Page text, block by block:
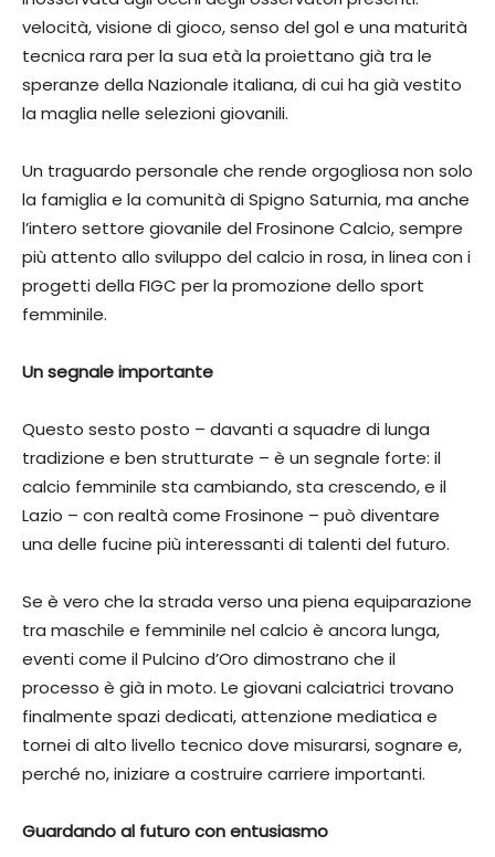
velocità, visione di gioco, senso del gol e una maturità
tecnica rara per la sua età la proiettano già tra le
speranze della Nazionale italiana, di cui ha già vestito
la maglia nelle selezioni giovanili.
Un traguardo personale che rende orgogliosa non solo
la famiglia e la comunità di Spigno Saturnia, ma anche
l’intero settore giovanile del Frosinone Calcio, sempre
più attento allo sviluppo del calcio in rosa, in linea con i
progetti della FIGC per la promozione dello sport
femminile.
Un segnale importante
Questo sesto posto – davanti a squadre di lunga
tradizione e ben strutturate – è un segnale forte: il
calcio femminile sta cambiando, sta crescendo, e il
Lazio – con realtà come Frosinone – può diventare
una delle fucine più interessanti di talenti del futuro.
Se è vero che la strada verso una piena equiparazione
tra maschile e femminile nel calcio è ancora lunga,
eventi come il Pulcino d’Oro dimostrano che il
processo è già in moto. Le giovani calciatrici trovano
finalmente spazi dedicati, attenzione mediatica e
tornei di alto livello tecnico dove misurarsi, sognare e,
perché no, iniziare a costruire carriere importanti.
Guardando al futuro con entusiasmo